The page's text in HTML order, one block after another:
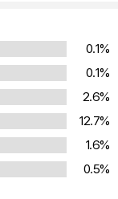
만! 그동안 과학
섞여 아이들이 만화
남매 과학 탐험대》
화만 봐도 학습 내용
즐겁게 만화를 읽
서는 기
기본은 교과서. 초
여 주제별로 권을
0.1%
0.1%
2.6%
12.7%
1.6%
0.5%